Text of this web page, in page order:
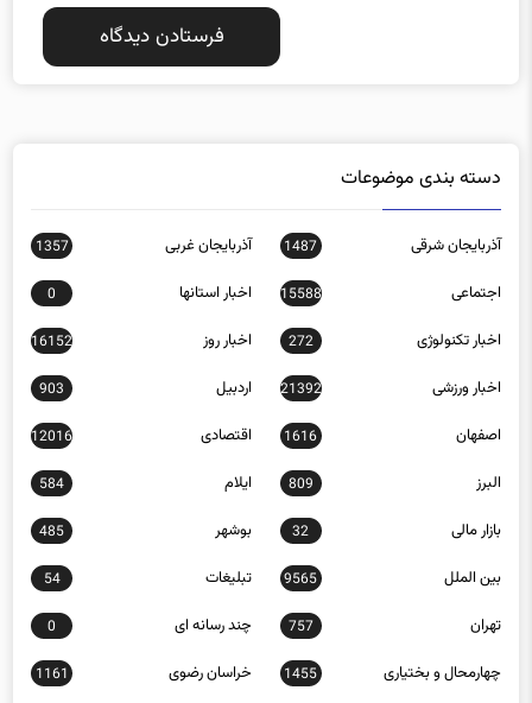
دسته بندی موضوعات
آذربایجان شرقی 1487 آذربایجان غربی 1357
اجتماعی 15588 اخبار استانها 0
اخبار تکنولوژی 272 اخبار روز 16152
اخبار ورزشی 21392 اردبیل 903
اصفهان 1616 اقتصادی 12016
البرز 809 ایلام 584
بازار مالی 32 بوشهر 485
بین الملل 9565 تبلیغات 54
تهران 757 چند رسانه ای 0
چهارمحال و بختیاری 1455 خراسان رضوی 1161